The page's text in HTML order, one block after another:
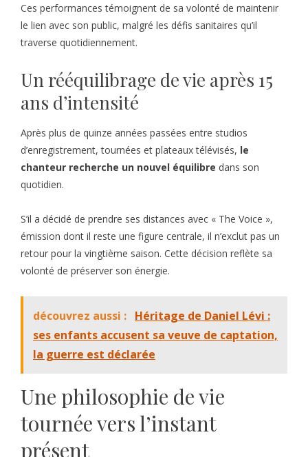
Ces performances témoignent de sa volonté de maintenir
le lien avec son public, malgré les défis sanitaires qu’il
traverse quotidiennement.
Un rééquilibrage de vie après 15
ans d’intensité
Après plus de quinze années passées entre studios
d’enregistrement, tournées et plateaux télévisés, le
chanteur recherche un nouvel équilibre dans son
quotidien.
S’il a décidé de prendre ses distances avec « The Voice »,
émission dont il reste une figure centrale, il n’exclut pas un
retour pour la vingtième saison. Cette décision reflète sa
volonté de préserver son énergie.
découvrez aussi : Héritage de Daniel Lévi :
ses enfants accusent sa veuve de captation,
la guerre est déclarée
Une philosophie de vie
tournée vers l’instant
présent